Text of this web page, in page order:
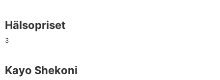
Hälsopriset
3
Kayo Shekoni